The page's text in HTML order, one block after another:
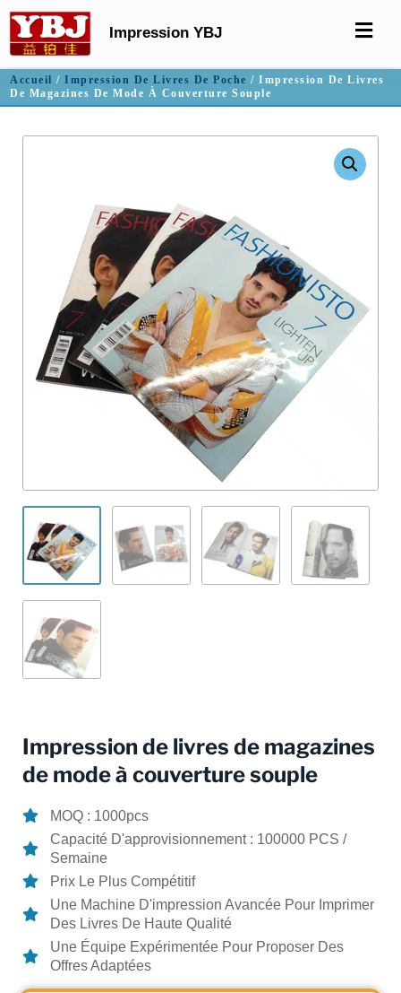
Impression YBJ
Accueil / Impression De Livres De Poche / Impression De Livres
De Magazines De Mode À Couverture Souple
Impression de livres de magazines
de mode à couverture souple
MOQ : 1000pcs
Capacité D'approvisionnement : 100000 PCS /
Semaine
Prix Le Plus Compétitif
Une Machine D'impression Avancée Pour Imprimer
Des Livres De Haute Qualité
Une Équipe Expérimentée Pour Proposer Des
Offres Adaptées